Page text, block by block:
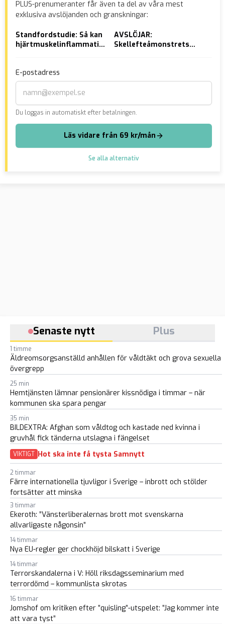
PLUS-prenumeranter får även ta del av våra mest
exklusiva avslöjanden och granskningar:
Standfordstudie: Så kan
hjärtmuskelinflammation
AVSLÖJAR:
Skellefteåmonstrets
E-postadress
Du loggas in automatiskt efter betalningen.
Läs vidare från 69 kr/mån
Se alla alternativ
Senaste nytt Plus
1 timme
Äldreomsorgsanställd anhållen för våldtäkt och grova sexuella
övergrepp
25 min
Hemtjänsten lämnar pensionärer kissnödiga i timmar – när
kommunen ska spara pengar
35 min
BILDEXTRA: Afghan som våldtog och kastade ned kvinna i
gruvhål fick tänderna utslagna i fängelset
VIKTIGT Hot ska inte få tysta Samnytt
2 timmar
Färre internationella tjuvligor i Sverige – inbrott och stölder
fortsätter att minska
3 timmar
Ekeroth: ”Vänsterliberalernas brott mot svenskarna
allvarligaste någonsin”
14 timmar
Nya EU-regler ger chockhöjd bilskatt i Sverige
14 timmar
Terrorskandalerna i V: Höll riksdagsseminarium med
terrordömd – kommunlista skrotas
16 timmar
Jomshof om kritiken efter ”quisling”-utspelet: ”Jag kommer inte
att vara tyst”